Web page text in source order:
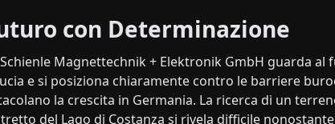
con Determinazione
Magnettechnik + Elektronik GmbH guarda al
e si posiziona chiaramente contro le barriere
la crescita in Germania. La ricerca di un
del Lago di Costanza si rivela difficile